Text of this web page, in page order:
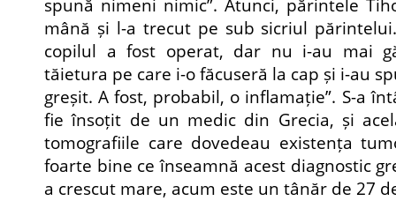
spună nimeni nimic”. Atunci, părintele
mână și l-a trecut pe sub sicriul
copilul a fost operat, dar nu i-au mai
tăietura pe care i-o făcuseră la cap și i-au
greșit. A fost, probabil, o inflamație”. S-a
fie însoțit de un medic din Grecia, și
tomografiile care dovedeau existența
foarte bine ce înseamnă acest diagnostic
a crescut mare, acum este un tânăr de 27